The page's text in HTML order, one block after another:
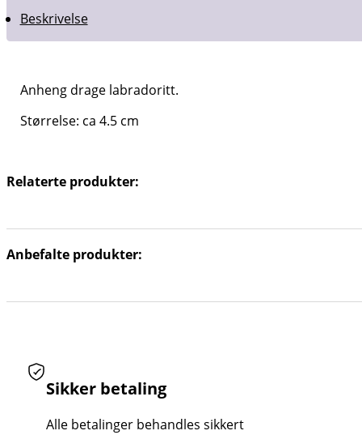
Beskrivelse
Anheng drage labradoritt.
Størrelse: ca 4.5 cm
Relaterte produkter:
Anbefalte produkter:
Sikker betaling
Alle betalinger behandles sikkert